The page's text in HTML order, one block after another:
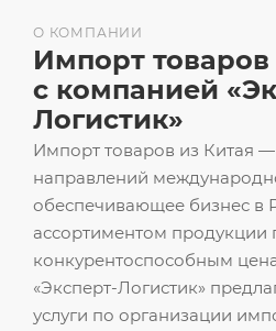
Импорт товаров из Китая
направлений
обеспечивающее бизнес в
ассортиментом продукции
конкурентоспособным
«Эксперт-Логистик»
услуги по организации
О КОМПАНИИ
Импорт товаров
с компанией
Логистик»